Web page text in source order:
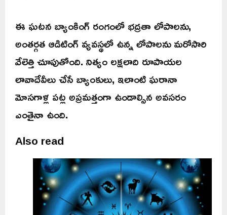
ఈ ఘటన బ్యాంకింగ్ రంగంలో భద్రతా లోపాలను,
అంతర్గత ఆడిటింగ్ వ్యవస్థలో ఉన్న లోపాలను మరోసారి
వేలెత్తి చూపుతోంది. నిత్యం లక్షలాది రూపాయల
లావాదేవీలు చేసే బ్యాంకులు, ఇలాంటి ఘరానా
మోసగాళ్ల పట్ల అప్రమత్తంగా ఉండాల్సిన అవసరం
ఎంతైనా ఉంది.
Also read